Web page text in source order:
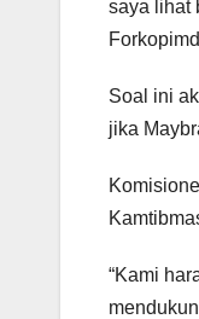
saya lihat
Soal ini
jika
“Kami